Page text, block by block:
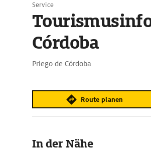
Service
Córdoba
Priego de Córdoba
Route planen
In der Nähe